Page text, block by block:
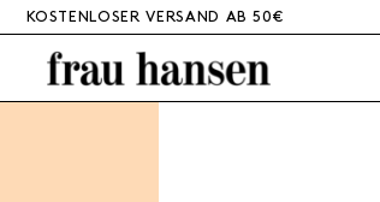
KOSTENLOSER VERSAND AB 50€